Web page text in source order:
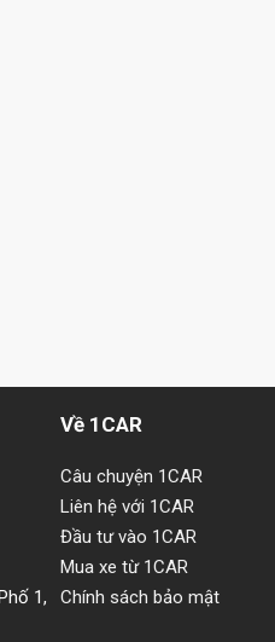
1,
Về 1CAR
Câu chuyện 1CAR
Liên hệ với 1CAR
Đầu tư vào 1CAR
Mua xe từ 1CAR
Chính sách bảo mật